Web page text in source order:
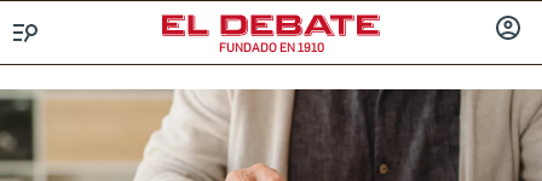
FUNDADO EN 1910